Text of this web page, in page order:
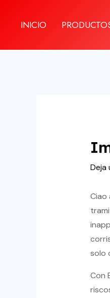
INICIO
Deja
Ciao
solo
Con